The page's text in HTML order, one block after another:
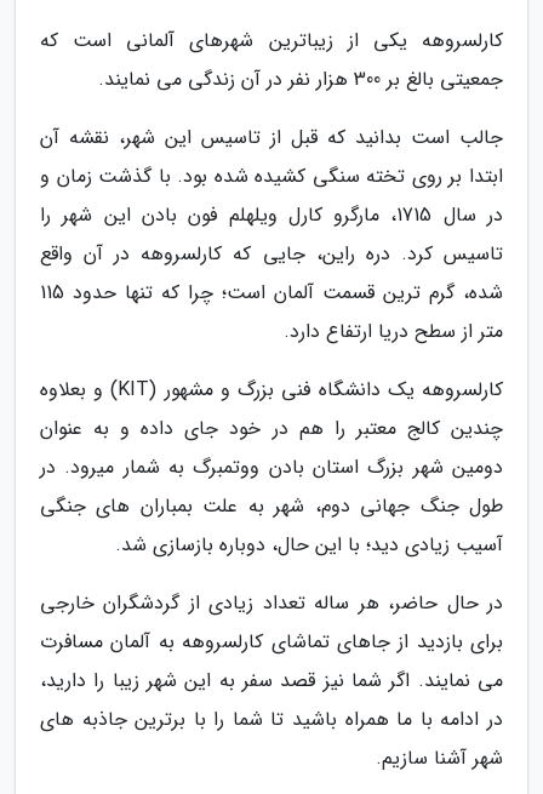
کارلسروهه یکی از زیباترین شهرهای آلمانی است که
جمعیتی بالغ بر 300 هزار نفر در آن زندگی می نمایند.
جالب است بدانید که قبل از تاسیس این شهر، نقشه آن
ابتدا بر روی تخته سنگی کشیده شده بود. با گذشت زمان و
در سال 1715، مارگرو کارل ویلهلم فون بادن این شهر را
تاسیس کرد. دره راین، جایی که کارلسروهه در آن واقع
شده، گرم ترین قسمت آلمان است؛ چرا که تنها حدود 115
متر از سطح دریا ارتفاع دارد.
کارلسروهه یک دانشگاه فنی بزرگ و مشهور (KIT) و بعلاوه
چندین کالج معتبر را هم در خود جای داده و به عنوان
دومین شهر بزرگ استان بادن ووتمبرگ به شمار میرود. در
طول جنگ جهانی دوم، شهر به علت بمباران های جنگی
آسیب زیادی دید؛ با این حال، دوباره بازسازی شد.
در حال حاضر، هر ساله تعداد زیادی از گردشگران خارجی
برای بازدید از جاهای تماشای کارلسروهه به آلمان مسافرت
می نمایند. اگر شما نیز قصد سفر به این شهر زیبا را دارید،
در ادامه با ما همراه باشید تا شما را با برترین جاذبه های
شهر آشنا سازیم.